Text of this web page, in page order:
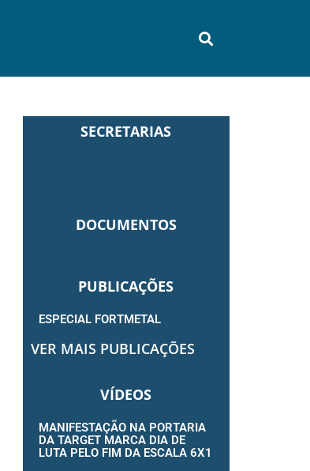
SECRETARIAS
DOCUMENTOS
PUBLICAÇÕES
ESPECIAL FORTMETAL
VER MAIS PUBLICAÇÕES
VÍDEOS
MANIFESTAÇÃO NA PORTARIA
DA TARGET MARCA DIA DE
LUTA PELO FIM DA ESCALA 6X1